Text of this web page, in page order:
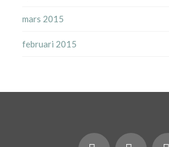
mars 2015
februari 2015